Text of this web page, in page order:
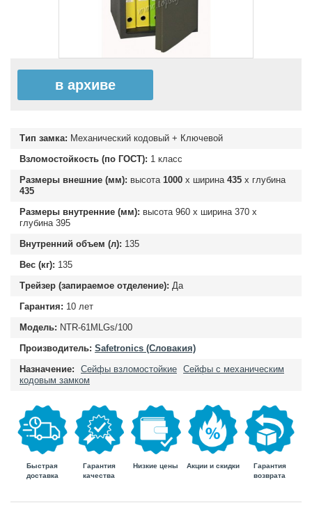
в архиве
Тип замка: Механический кодовый + Ключевой
Взломостойкость (по ГОСТ): 1 класс
Размеры внешние (мм): высота 1000 х ширина 435 х глубина
435
Размеры внутренние (мм): высота 960 х ширина 370 х
глубина 395
Внутренний объем (л): 135
Вес (кг): 135
Трейзер (запираемое отделение): Да
Гарантия: 10 лет
Модель: NTR-61MLGs/100
Производитель: Safetronics (Словакия)
Назначение:
Сейфы взломостойкие Сейфы с механическим
кодовым замком
Быстрая
доставка
Гарантия
качества
Низкие цены Акции и скидки
Гарантия
возврата